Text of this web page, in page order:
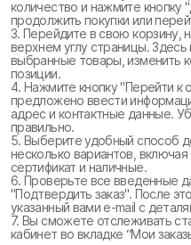
количество и нажмите
продолжить покупки или
3. Перейдите в свою корзину,
верхнем углу страницы.
выбранные товары, изменить
позиции.
4. Нажмите кнопку "Перейти
предложено ввести
адрес и контактные данные.
правильно.
5. Выберите удобный способ
несколько вариантов,
сертификат и наличные.
6. Проверьте все введенные
"Подтвердить заказ". После
указанный вами e-mail с
7. Вы сможете отслеживать
кабинет во вкладке “Мои